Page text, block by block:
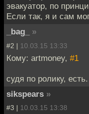
эвакуатор, по
Если так, я и сам
_bag_
»
#2 | 10.03.15 13:33
Кому: artmoney, #1
судя по ролику, есть.
sikspears »
#3 | 10.03.15 13:38